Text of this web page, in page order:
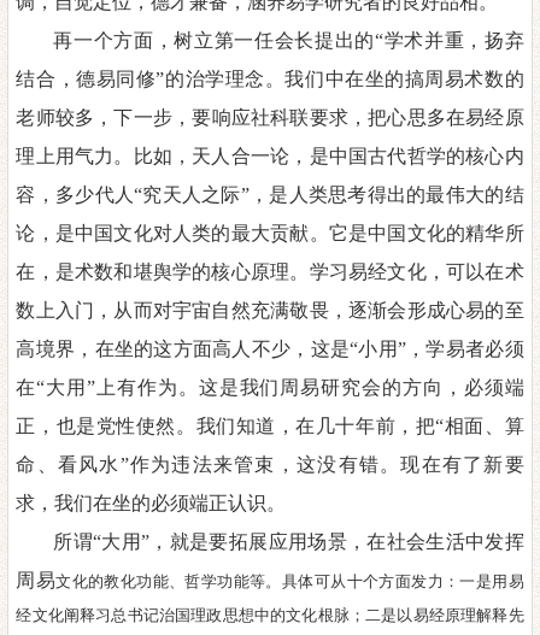
再一个方面，树立第一任会长提出的“学术并重，扬弃
结合，德易同修”的治学理念。我们中在坐的搞周易术数的
老师较多，下一步，要响应社科联要求，把心思多在易经原
理上用气力。比如，天人合一论，是中国古代哲学的核心内
容 ， 多少代人“究天人之际”，是人类思考得出的最伟大的结
论，是中国文化对人类的最大贡献。它是中国文化的精华所
在， 是术数和堪舆学的核心原理。学习易经文化，可以在术
数上入门， 从而对宇宙自然充满敬畏，逐渐会形成心易的至
高境界，在坐的这方面高人不少， 这是“小用”，学易者必须
在“大用”上有作为 。 这是我们周易研究会的方向，必须端
正，也是党性使然。 我们知道，在几十年前，把“相面、算
命、看风水”作为违法来管束，这没有错。现在有了新要
求，我们在坐的必须端正认识。
所谓“大用”，就是要拓展应用场景，在社会生活中发挥
周易文化的教化功能、哲学功能等。具体可从十个方面发力：一是用易
经文化阐释习总书记治国理政思想中的文化根脉；二是以易经原理解释先